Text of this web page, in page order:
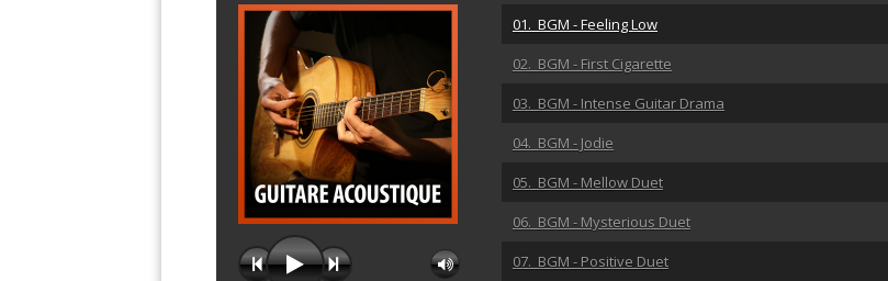
01. BGM - Feeling Low
02. BGM - First Cigarette
03. BGM - Intense Guitar Drama
04. BGM - Jodie
05. BGM - Mellow Duet
06. BGM - Mysterious Duet
07. BGM - Positive Duet